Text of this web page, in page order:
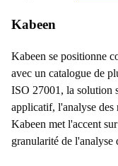
Kabeen
Kabeen se positionne
avec un catalogue de
ISO 27001, la solution
applicatif, l'analyse des
Kabeen met l'accent
granularité de l'analyse